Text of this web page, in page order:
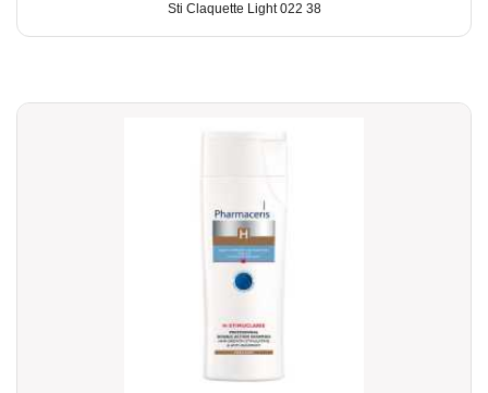
Sti Claquette Light 022 38